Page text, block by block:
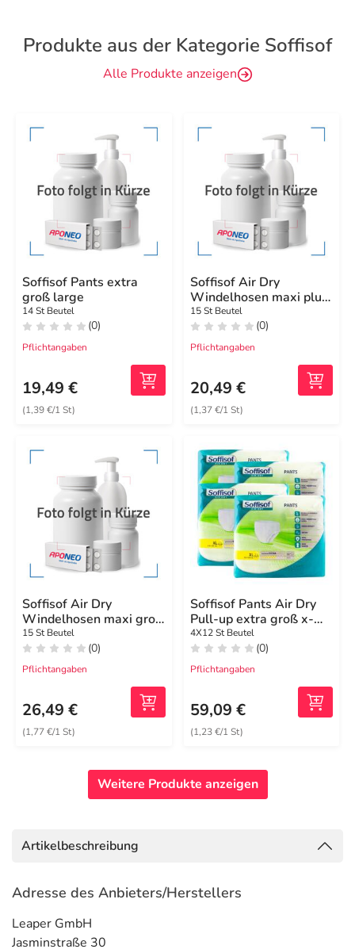
Produkte aus der Kategorie Soffisof
Alle Produkte anzeigen
Soffisof Pants extra
groß large
14 St Beutel
(0)
Pflichtangaben
19,49 €
(1,39 €/1 St)
Soffisof Air Dry
Windelhosen maxi plus
groß M
15 St Beutel
(0)
Pflichtangaben
20,49 €
(1,37 €/1 St)
Soffisof Air Dry
Windelhosen maxi groß
XXL
15 St Beutel
(0)
Pflichtangaben
26,49 €
(1,77 €/1 St)
Soffisof Pants Air Dry
Pull-up extra groß x-
large
4X12 St Beutel
(0)
Pflichtangaben
59,09 €
(1,23 €/1 St)
Weitere Produkte anzeigen
Artikelbeschreibung
Adresse des Anbieters/Herstellers
Leaper GmbH
Jasminstraße 30